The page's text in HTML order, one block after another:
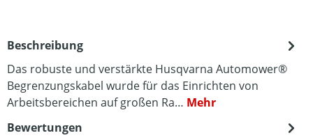
Beschreibung
Das robuste und verstärkte Husqvarna Automower®
Begrenzungskabel wurde für das Einrichten von
Arbeitsbereichen auf großen Ra… Mehr
Bewertungen